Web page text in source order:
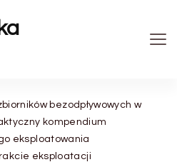
bezodpływowych w
kompendium
eksploatowania
eksploatacji